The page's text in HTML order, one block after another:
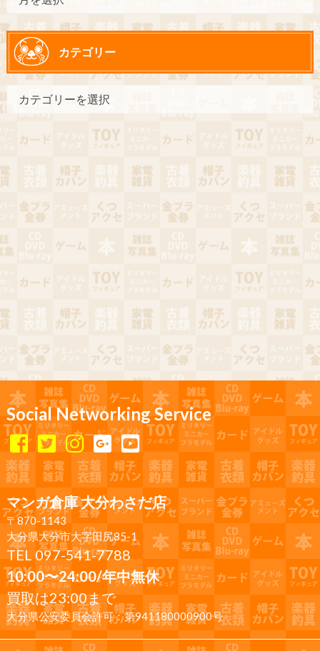
カテゴリー
Social Networking Service
マンガ倉庫 大分わさだ店
〒870-1143
大分県大分市大字田尻85-1
TEL 097-541-7788
10:00〜24:00/年中無休
買取は23:00まで
大分県公安委員会許可：第941180000900号